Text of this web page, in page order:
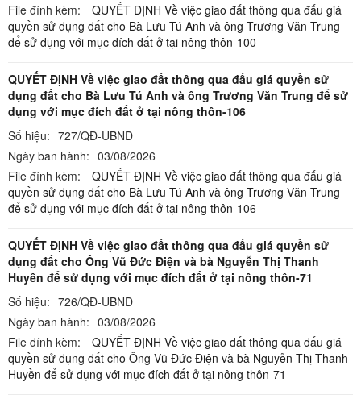
File đính kèm:
QUYẾT ĐỊNH Về việc giao đất thông qua đấu giá
quyền sử dụng đất cho Bà Lưu Tú Anh và ông Trương Văn Trung
để sử dụng với mục đích đất ở tại nông thôn-100
QUYẾT ĐỊNH Về việc giao đất thông qua đấu giá quyền sử
dụng đất cho Bà Lưu Tú Anh và ông Trương Văn Trung để sử
dụng với mục đích đất ở tại nông thôn-106
Số hiệu: 727/QĐ-UBND
Ngày ban hành: 03/08/2026
File đính kèm:
QUYẾT ĐỊNH Về việc giao đất thông qua đấu giá
quyền sử dụng đất cho Bà Lưu Tú Anh và ông Trương Văn Trung
để sử dụng với mục đích đất ở tại nông thôn-106
QUYẾT ĐỊNH Về việc giao đất thông qua đấu giá quyền sử
dụng đất cho Ông Vũ Đức Điện và bà Nguyễn Thị Thanh
Huyền để sử dụng với mục đích đất ở tại nông thôn-71
Số hiệu: 726/QĐ-UBND
Ngày ban hành: 03/08/2026
File đính kèm:
QUYẾT ĐỊNH Về việc giao đất thông qua đấu giá
quyền sử dụng đất cho Ông Vũ Đức Điện và bà Nguyễn Thị Thanh
Huyền để sử dụng với mục đích đất ở tại nông thôn-71